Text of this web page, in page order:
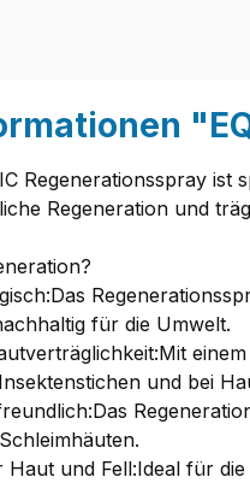
Regenerationsspray
Regeneration und
für die Umwelt.
und bei
Haut und Fell:Ideal für